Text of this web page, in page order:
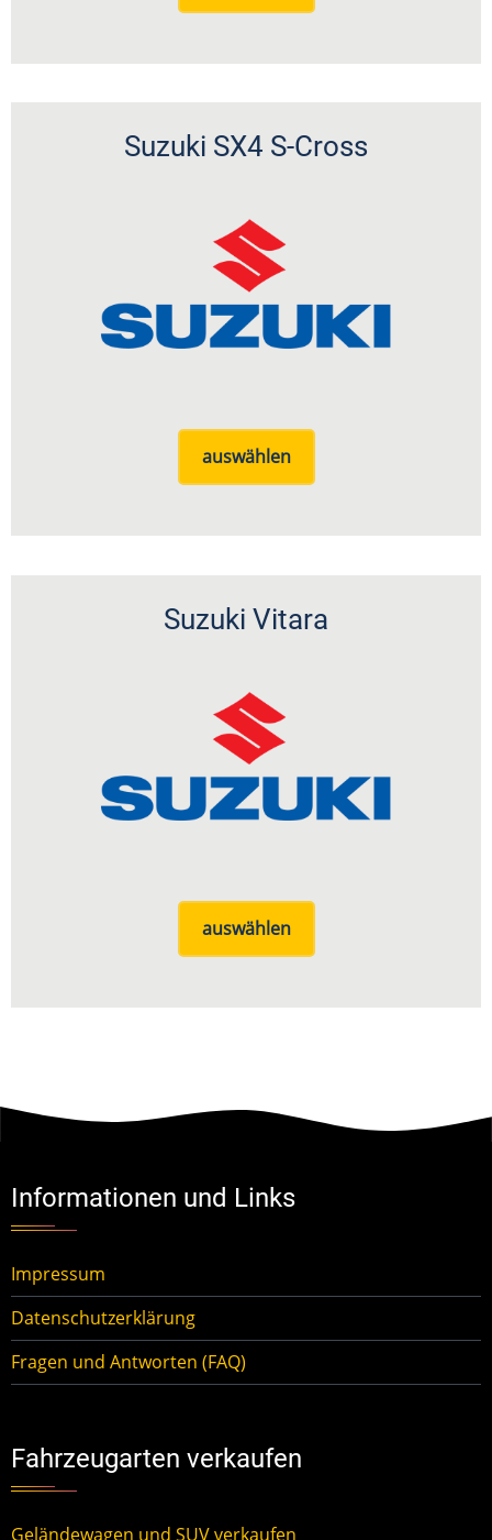
Suzuki SX4 S-Cross
auswählen
Suzuki Vitara
auswählen
Informationen und Links
Impressum
Datenschutzerklärung
Fragen und Antworten (FAQ)
Fahrzeugarten verkaufen
Geländewagen und SUV verkaufen